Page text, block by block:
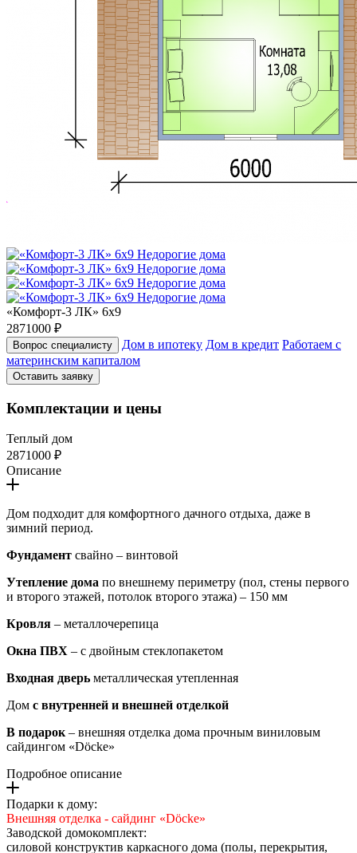
«Комфорт-3 ЛК» 6х9
2871000 ₽
Вопрос специалисту Дом в ипотеку Дом в кредит Работаем с
материнским капиталом
Оставить заявку
Комплектации и цены
Теплый дом
2871000 ₽
Описание
Дом подходит для комфортного дачного отдыха, даже в
зимний период.
Фундамент свайно – винтовой
Утепление дома по внешнему периметру (пол, стены первого
и второго этажей, потолок второго этажа) – 150 мм
Кровля – металлочерепица
Окна ПВХ – с двойным стеклопакетом
Входная дверь металлическая утепленная
Дом с внутренней и внешней отделкой
В подарок– внешняя отделка дома прочным виниловым
сайдингом «Döcke»
Подробное описание
Подарки к дому:
Внешняя отделка - сайдинг «Döcke»
Заводской домокомплект:
силовой конструктив каркасного дома (полы, перекрытия,